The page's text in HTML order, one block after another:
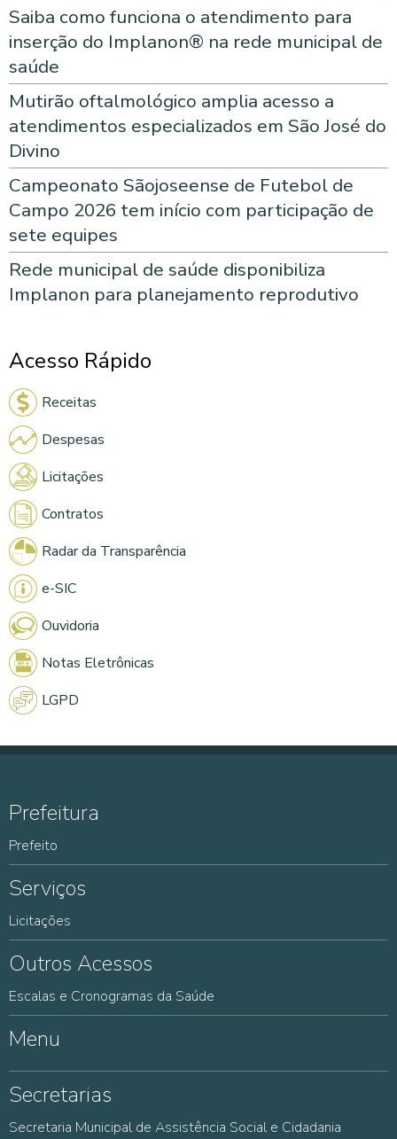
Saiba como funciona o atendimento para
inserção do Implanon® na rede municipal de
saúde
Mutirão oftalmológico amplia acesso a
atendimentos especializados em São José do
Divino
Campeonato Sãojoseense de Futebol de
Campo 2026 tem início com participação de
sete equipes
Rede municipal de saúde disponibiliza
Implanon para planejamento reprodutivo
Acesso Rápido
Receitas
Despesas
Licitações
Contratos
Radar da Transparência
e-SIC
Ouvidoria
Notas Eletrônicas
LGPD
Prefeitura
Prefeito
Serviços
Licitações
Outros Acessos
Escalas e Cronogramas da Saúde
Menu
Secretarias
Secretaria Municipal de Assistência Social e Cidadania